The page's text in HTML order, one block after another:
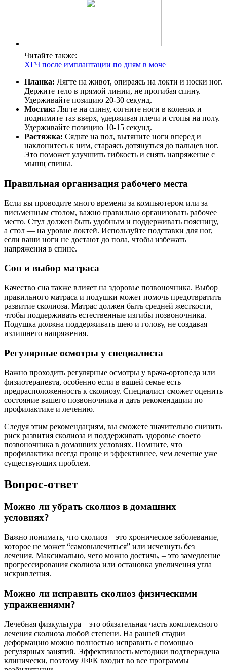
Читайте также:
ХГЧ после имплантации по дням в моче
Планка: Лягте на живот, опираясь на локти и носки ног.
Держите тело в прямой линии, не прогибая спину.
Удерживайте позицию 20-30 секунд.
Мостик: Лягте на спину, согните ноги в коленях и
поднимите таз вверх, удерживая плечи и стопы на полу.
Удерживайте позицию 10-15 секунд.
Растяжка: Сядьте на пол, вытяните ноги вперед и
наклонитесь к ним, стараясь дотянуться до пальцев ног.
Это поможет улучшить гибкость и снять напряжение с
мышц спины.
Правильная организация рабочего места
Если вы проводите много времени за компьютером или за
письменным столом, важно правильно организовать рабочее
место. Стул должен быть удобным и поддерживать поясницу,
а стол — на уровне локтей. Используйте подставки для ног,
если ваши ноги не достают до пола, чтобы избежать
напряжения в спине.
Сон и выбор матраса
Качество сна также влияет на здоровье позвоночника. Выбор
правильного матраса и подушки может помочь предотвратить
развитие сколиоза. Матрас должен быть средней жесткости,
чтобы поддерживать естественные изгибы позвоночника.
Подушка должна поддерживать шею и голову, не создавая
излишнего напряжения.
Регулярные осмотры у специалиста
Важно проходить регулярные осмотры у врача-ортопеда или
физиотерапевта, особенно если в вашей семье есть
предрасположенность к сколиозу. Специалист сможет оценить
состояние вашего позвоночника и дать рекомендации по
профилактике и лечению.
Следуя этим рекомендациям, вы сможете значительно снизить
риск развития сколиоза и поддерживать здоровье своего
позвоночника в домашних условиях. Помните, что
профилактика всегда проще и эффективнее, чем лечение уже
существующих проблем.
Вопрос-ответ
Можно ли убрать сколиоз в домашних
условиях?
Важно понимать, что сколиоз – это хроническое заболевание,
которое не может “самовылечиться” или исчезнуть без
лечения. Максимально, чего можно достичь, – это замедление
прогрессирования сколиоза или остановка увеличения угла
искривления.
Можно ли исправить сколиоз физическими
упражнениями?
Лечебная физкультура – это обязательная часть комплексного
лечения сколиоза любой степени. На ранней стадии
деформацию можно полностью исправить с помощью
регулярных занятий. Эффективность методики подтверждена
клинически, поэтому ЛФК входит во все программы